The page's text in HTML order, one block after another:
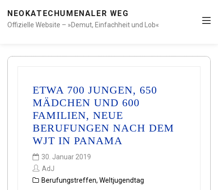
NEOKATECHUMENALER WEG
Offizielle Website – »Demut, Einfachheit und Lob«
ETWA 700 JUNGEN, 650
MÄDCHEN UND 600
FAMILIEN, NEUE
BERUFUNGEN NACH DEM
WJT IN PANAMA
30. Januar 2019
AdJ
Berufungstreffen, Weltjugendtag